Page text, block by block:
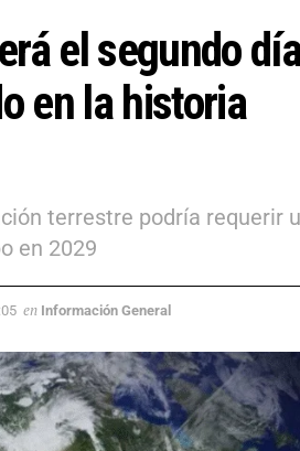
el segundo
en la historia
terrestre podría requerir
en 2029
en Información General